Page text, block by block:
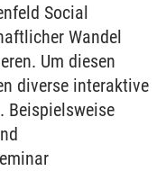
Social
Wandel
Um diesen
diverse interaktive
Beispielsweise